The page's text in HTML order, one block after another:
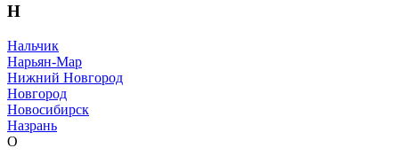
Н
Нальчик
Нарьян-Мар
Нижний Новгород
Новгород
Новосибирск
Назрань
О